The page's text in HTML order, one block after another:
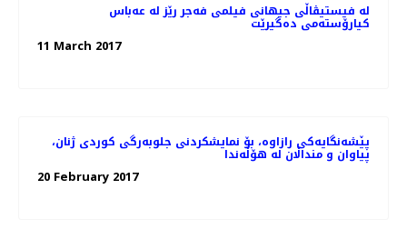
لە فیستیڤاڵی جیهانی فیلمی فەجر رێز لە عەباس
کیارۆستەمی دەگیرێت
11 March 2017
پێشەنگایەکی رازاوە، بۆ نمایشکردنی جلوبەرگی کوردی ژنان،
پیاوان و منداڵان لە هۆڵەندا
20 February 2017